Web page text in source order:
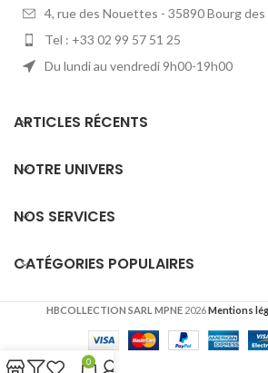
4, rue des Nouettes - 35890 Bourg
Tel : +33 02 99 57 51 25
Du lundi au vendredi 9h00-19h00
ARTICLES RÉCENTS
NOTRE UNIVERS
NOS SERVICES
CATÉGORIES POPULAIRES
HBCOLLECTION SARL MPNE 2026Mentions
0